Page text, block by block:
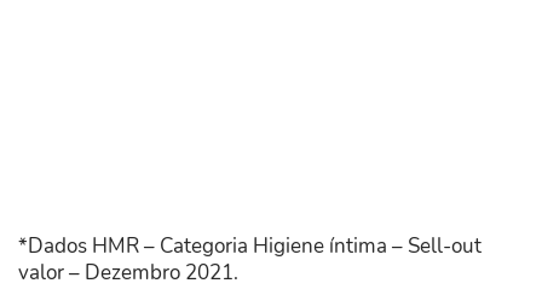
*Dados HMR – Categoria Higiene íntima – Sell-out
valor – Dezembro 2021.